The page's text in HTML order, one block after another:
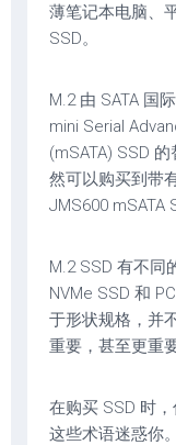
薄笔记本电脑、
SSD。
M.2 由 SATA 国
mini Serial
(mSATA) SSD
然可以购买到带
JMS600 mSATA
M.2 SSD 有不同
NVMe SSD 和
于形状规格，并
重要，甚至更重要
在购买 SSD 时
这些术语迷惑你